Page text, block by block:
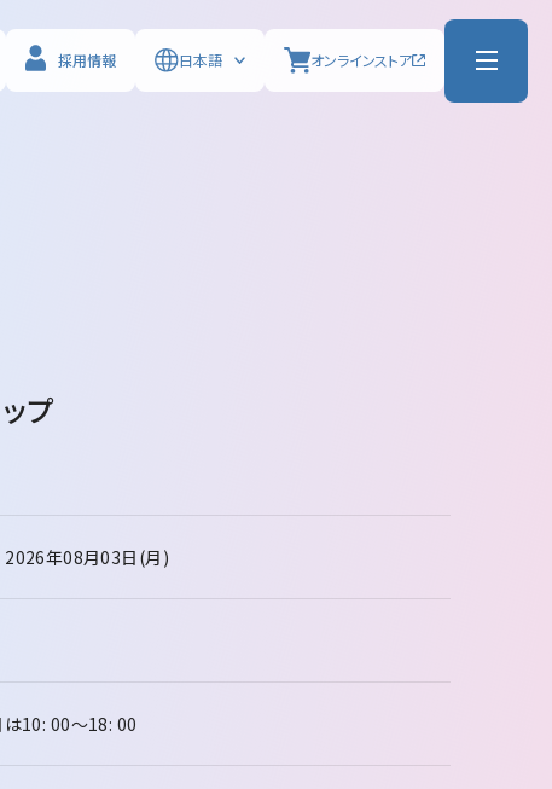
採用情報 日本語 オンラインストア
プ
年08月03日(月)
10: 00～18: 00